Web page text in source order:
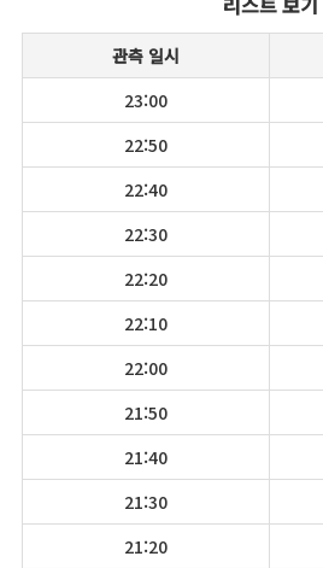
관측 일시
23:00
22:50
22:40
22:30
22:20
22:10
22:00
21:50
21:40
21:30
21:20